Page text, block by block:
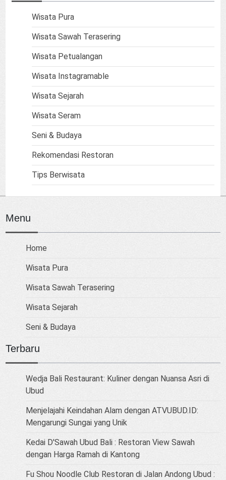
Wisata Pura
Wisata Sawah Terasering
Wisata Petualangan
Wisata Instagramable
Wisata Sejarah
Wisata Seram
Seni & Budaya
Rekomendasi Restoran
Tips Berwisata
Menu
Home
Wisata Pura
Wisata Sawah Terasering
Wisata Sejarah
Seni & Budaya
Terbaru
Wedja Bali Restaurant: Kuliner dengan Nuansa Asri di
Ubud
Menjelajahi Keindahan Alam dengan ATVUBUD.ID:
Mengarungi Sungai yang Unik
Kedai D'Sawah Ubud Bali : Restoran View Sawah
dengan Harga Ramah di Kantong
Fu Shou Noodle Club Restoran di Jalan Andong Ubud :